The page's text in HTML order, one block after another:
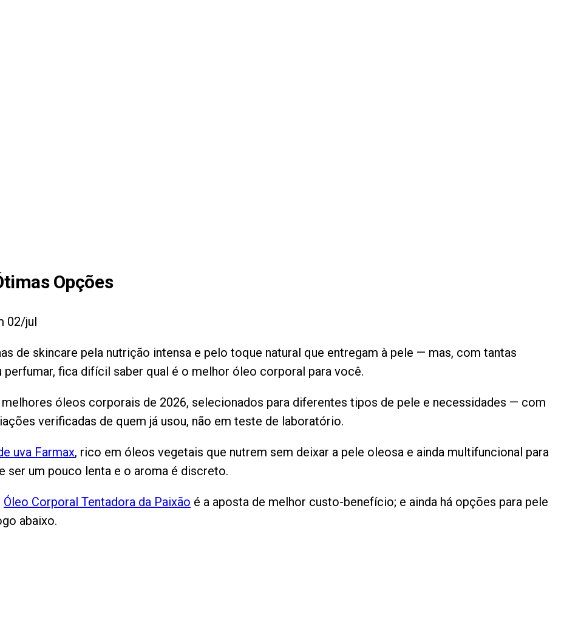
Opções
02/jul
de skincare pela nutrição intensa e pelo toque natural que entregam à pele — mas, com tantas
fica difícil saber qual é o melhor óleo corporal para você.
óleos corporais de 2026, selecionados para diferentes tipos de pele e necessidades — com
verificadas de quem já usou, não em teste de laboratório.
uva Farmax, rico em óleos vegetais que nutrem sem deixar a pele oleosa e ainda multifuncional para
um pouco lenta e o aroma é discreto.
Óleo Corporal Tentadora da Paixão é a aposta de melhor custo-benefício; e ainda há opções para pele
abaixo.